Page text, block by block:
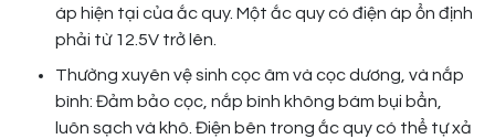
áp hiện tại của ắc quy. Một ắc quy có điện áp ổn định
phải từ 12.5V trở lên.
Thường xuyên vệ sinh cọc âm và cọc dương, và nắp
bình: Đảm bảo cọc, nắp bình không bám bụi bẩn,
luôn sạch và khô. Điện bên trong ắc quy có thể tự xả